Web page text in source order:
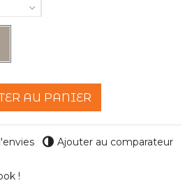
AU PANIER
Ajouter au comparateur
!